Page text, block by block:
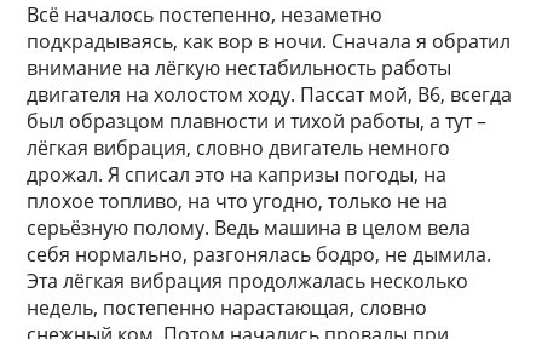
Всё началось постепенно, незаметно
подкрадываясь, как вор в ночи. Сначала я обратил
внимание на лёгкую нестабильность работы
двигателя на холостом ходу. Пассат мой, B6, всегда
был образцом плавности и тихой работы, а тут –
лёгкая вибрация, словно двигатель немного
дрожал. Я списал это на капризы погоды, на
плохое топливо, на что угодно, только не на
серьёзную полому. Ведь машина в целом вела
себя нормально, разгонялась бодро, не дымила.
Эта лёгкая вибрация продолжалась несколько
недель, постепенно нарастающая, словно